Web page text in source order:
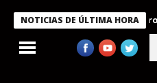
NOTICIAS DE ÚLTIMA HORA
condecora a miembros